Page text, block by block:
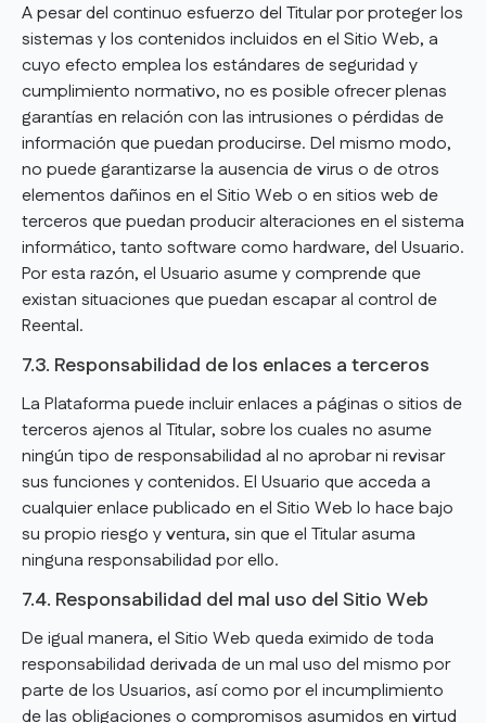
A pesar del continuo esfuerzo del Titular por proteger los
sistemas y los contenidos incluidos en el Sitio Web, a
cuyo efecto emplea los estándares de seguridad y
cumplimiento normativo, no es posible ofrecer plenas
garantías en relación con las intrusiones o pérdidas de
información que puedan producirse. Del mismo modo,
no puede garantizarse la ausencia de virus o de otros
elementos dañinos en el Sitio Web o en sitios web de
terceros que puedan producir alteraciones en el sistema
informático, tanto software como hardware, del Usuario.
Por esta razón, el Usuario asume y comprende que
existan situaciones que puedan escapar al control de
Reental.
7.3. Responsabilidad de los enlaces a terceros
La Plataforma puede incluir enlaces a páginas o sitios de
terceros ajenos al Titular, sobre los cuales no asume
ningún tipo de responsabilidad al no aprobar ni revisar
sus funciones y contenidos. El Usuario que acceda a
cualquier enlace publicado en el Sitio Web lo hace bajo
su propio riesgo y ventura, sin que el Titular asuma
ninguna responsabilidad por ello.
7.4. Responsabilidad del mal uso del Sitio Web
De igual manera, el Sitio Web queda eximido de toda
responsabilidad derivada de un mal uso del mismo por
parte de los Usuarios, así como por el incumplimiento
de las obligaciones o compromisos asumidos en virtud